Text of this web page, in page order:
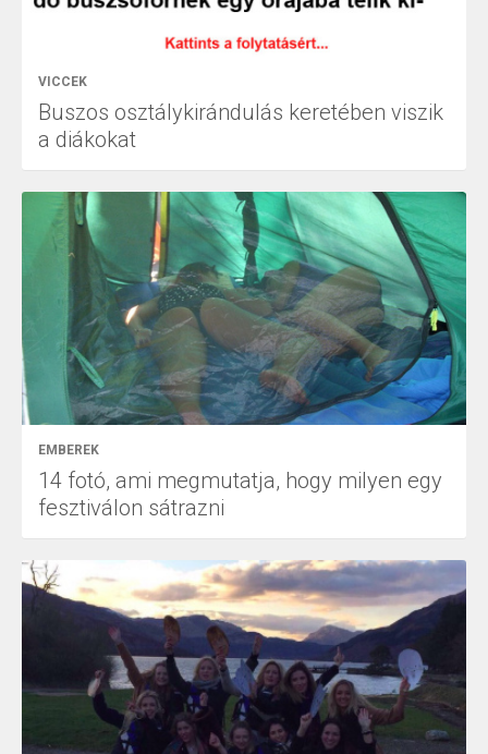
VICCEK
Buszos osztálykirándulás keretében viszik
a diákokat
EMBEREK
14 fotó, ami megmutatja, hogy milyen egy
fesztiválon sátrazni